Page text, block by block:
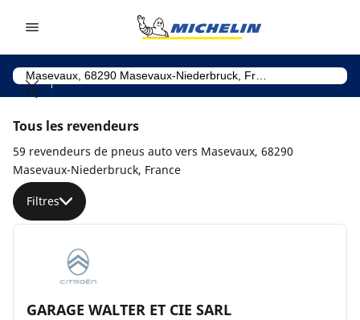
Tous les revendeurs
59 revendeurs de pneus auto vers Masevaux, 68290
Masevaux-Niederbruck, France
Filtres
GARAGE WALTER ET CIE SARL